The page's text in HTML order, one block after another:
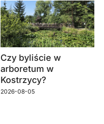
Czy byliście w
arboretum w
Kostrzycy?
2026-08-05